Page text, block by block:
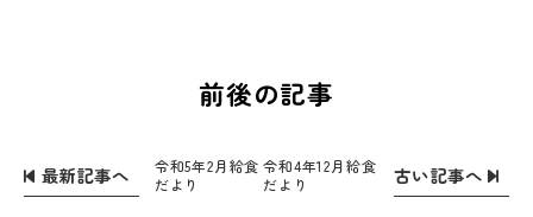
前後の記事
最新記事へ
令和5年2月給食
だより
古い記事へ
令和4年12月給食
だより